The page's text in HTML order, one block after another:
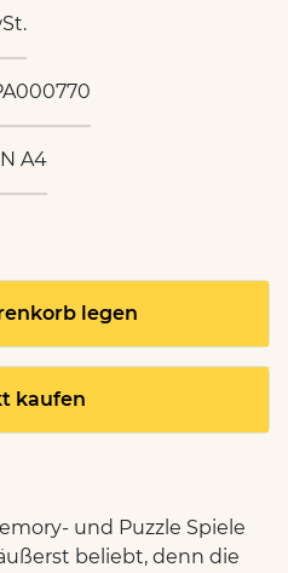
A4
legen
kaufen
und Puzzle Spiele
beliebt, denn die